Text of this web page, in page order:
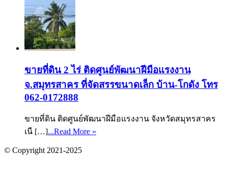
ขายที่ดิน 2 ไร่ ติดศูนย์พัฒนาฝีมือแรงงาน
จ.สมุทรสาคร ที่จัดสรรขนาดเล็ก บ้าน-โกดัง โทร
062-0172888
ขายที่ดิน ติดศูนย์พัฒนาฝีมือแรงงาน จังหวัดสมุทรสาคร
เนื […]...Read More »
© Copyright 2021-2025